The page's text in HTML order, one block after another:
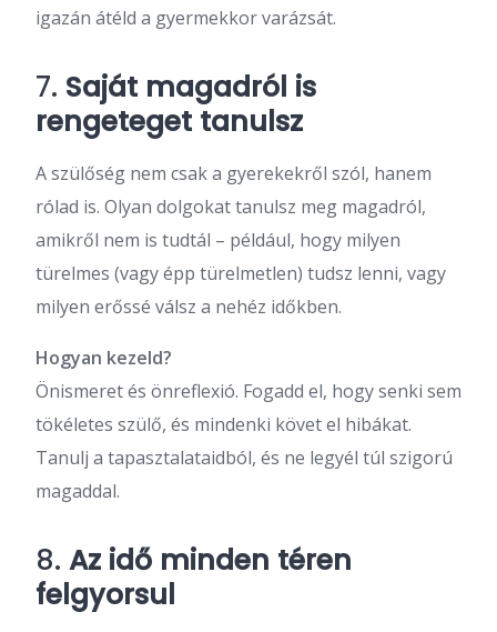
igazán átéld a gyermekkor varázsát.
7. Saját magadról is
rengeteget tanulsz
A szülőség nem csak a gyerekekről szól, hanem
rólad is. Olyan dolgokat tanulsz meg magadról,
amikről nem is tudtál – például, hogy milyen
türelmes (vagy épp türelmetlen) tudsz lenni, vagy
milyen erőssé válsz a nehéz időkben.
Hogyan kezeld?
Önismeret és önreflexió. Fogadd el, hogy senki sem
tökéletes szülő, és mindenki követ el hibákat.
Tanulj a tapasztalataidból, és ne legyél túl szigorú
magaddal.
8. Az idő minden téren
felgyorsul